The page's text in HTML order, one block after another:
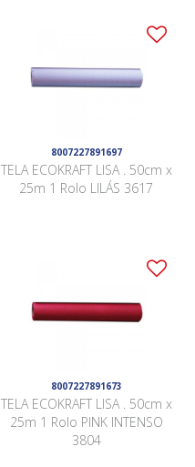
8007227891697
TELA ECOKRAFT LISA . 50cm x
25m 1 Rolo LILÁS 3617
8007227891673
TELA ECOKRAFT LISA . 50cm x
25m 1 Rolo PINK INTENSO
3804